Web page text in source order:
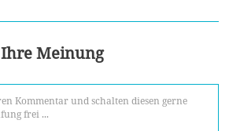
Ihre Meinung